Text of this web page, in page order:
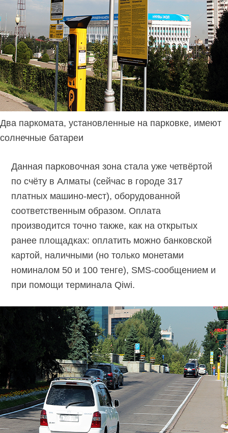
Два паркомата, установленные на парковке, имеют
солнечные батареи
Данная парковочная зона стала уже четвёртой
по счёту в Алматы (сейчас в городе 317
платных машино-мест), оборудованной
соответственным образом. Оплата
производится точно также, как на открытых
ранее площадках: оплатить можно банковской
картой, наличными (но только монетами
номиналом 50 и 100 тенге), SMS-сообщением и
при помощи терминала Qiwi.